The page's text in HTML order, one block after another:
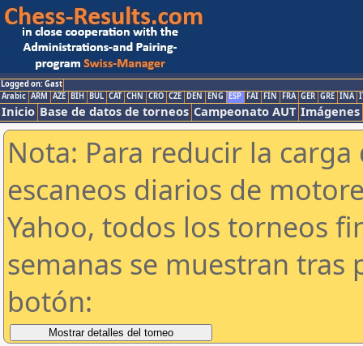
Logged on: Gast
Arabic ARM AZE BIH BUL CAT CHN CRO CZE DEN ENG ESP FAI FIN FRA GER GRE INA
Inicio Base de datos de torneos Campeonato AUT Imágenes
Nota: Para reducir la
escaneos diarios de
Yahoo, todos los torneos
semanas se muestran tras
botón: